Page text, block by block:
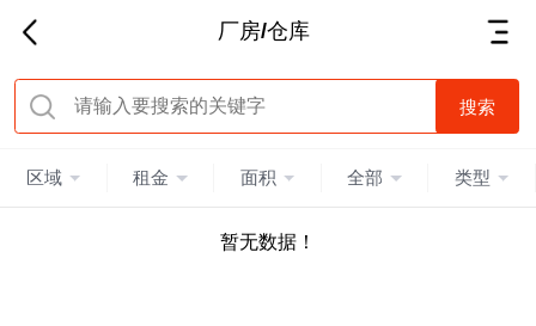
厂房/仓库
区域 租金 面积 全部 类型
暂无数据！